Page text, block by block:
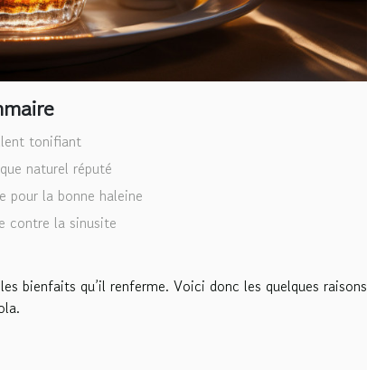
tonifiant
naturel réputé
pour la bonne haleine
contre la sinusite
bienfaits qu’il renferme. Voici donc les quelques raisons